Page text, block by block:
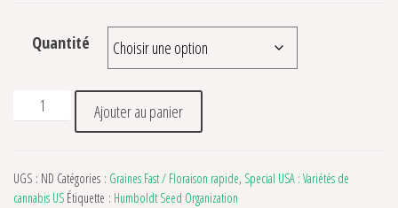
Quantité
quantité de Forbidden Fruit Fast Humboldt Seed
Ajouter au panier
UGS : ND Catégories : Graines Fast / Floraison rapide, Special USA : Variétés de
cannabis US Étiquette : Humboldt Seed Organization